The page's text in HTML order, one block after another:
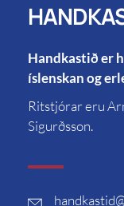
Handkastið er
íslenskan og
Ritstjórar eru
Sigurðsson.
handkastid